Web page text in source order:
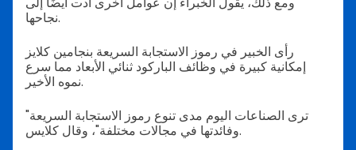
نجاحها.
رأى الخبير في رموز الاستجابة السريعة بنجامين كلايز
إمكانية كبيرة في وظائف الباركود ثنائي الأبعاد مما سرع
نموه الأخير.
"ترى الصناعات اليوم مدى تنوع رموز الاستجابة السريعة
وفائدتها في مجالات مختلفة"، وقال كلايس.